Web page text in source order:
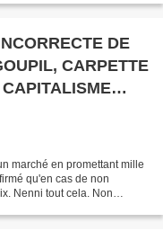
DE
CARPETTE
PAR LEUR
marché en promettant mille
qu'en cas de non
Nenni tout cela. Non